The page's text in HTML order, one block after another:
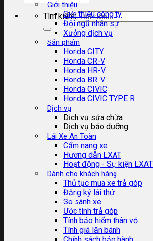
Tìm kiếm:
Giới thiệu
Giới thiệu công ty
Đội ngũ nhân sự
Xưởng dịch vụ
Sản phẩm
Honda CITY
Honda CR-V
Honda HR-V
Honda BR-V
Honda CIVIC
Honda CIVIC TYPE R
Dịch vụ
Dịch vụ sửa chữa
Dịch vụ bảo dưỡng
Lái Xe An Toàn
Cẩm nang xe
Hướng dẫn LXAT
Hoạt động - Sự kiện LXAT
Dành cho khách hàng
Thủ tục mua xe trả góp
Đăng ký lái thử
So sánh xe
Ước tính trả góp
Tính bảo hiểm thân vỏ
Tính giá lăn bánh